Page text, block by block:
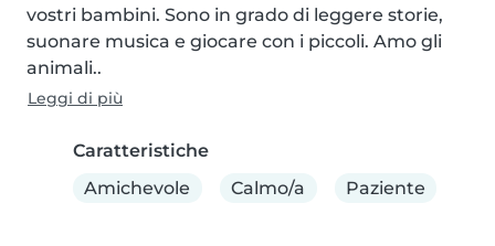
vostri bambini. Sono in grado di leggere storie,
suonare musica e giocare con i piccoli. Amo gli
animali..
Leggi di più
Caratteristiche
Amichevole
Calmo/a Paziente